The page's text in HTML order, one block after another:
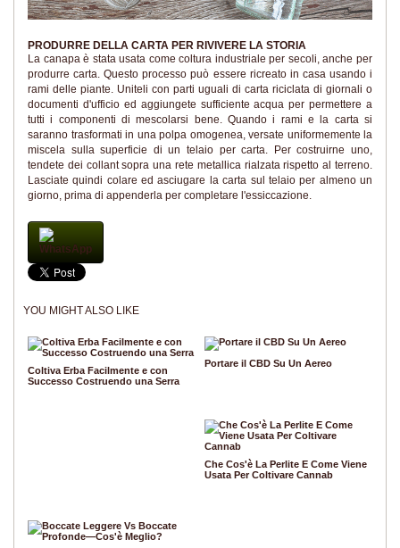
PRODURRE DELLA CARTA PER RIVIVERE LA STORIA
La canapa è stata usata come coltura industriale per secoli, anche per
produrre carta. Questo processo può essere ricreato in casa usando i
rami delle piante. Uniteli con parti uguali di carta riciclata di giornali o
documenti d'ufficio ed aggiungete sufficiente acqua per permettere a
tutti i componenti di mescolarsi bene. Quando i rami e la carta si
saranno trasformati in una polpa omogenea, versate uniformemente la
miscela sulla superficie di un telaio per carta. Per costruirne uno,
tendete dei collant sopra una rete metallica rialzata rispetto al terreno.
Lasciate quindi colare ed asciugare la carta sul telaio per almeno un
giorno, prima di appenderla per completare l'essiccazione.
WhatsApp
YOU MIGHT ALSO LIKE
Coltiva Erba Facilmente e con
Successo Costruendo una Serra
Portare il CBD Su Un Aereo
Che Cos'è La Perlite E Come Viene
Usata Per Coltivare Cannab